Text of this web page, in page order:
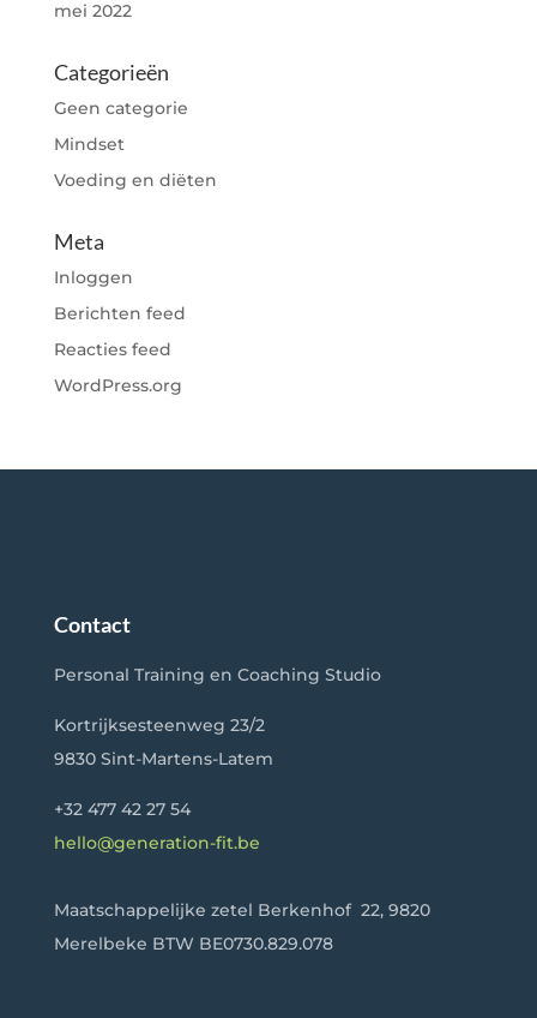
mei 2022
Categorieën
Geen categorie
Mindset
Voeding en diëten
Meta
Inloggen
Berichten feed
Reacties feed
WordPress.org
Contact
Personal Training en Coaching Studio
Kortrijksesteenweg 23/2
9830 Sint-Martens-Latem
+32 477 42 27 54
hello@generation-fit.be
Maatschappelijke zetel Berkenhof 22, 9820
Merelbeke BTW BE0730.829.078